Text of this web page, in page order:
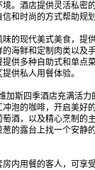
。酒店提供灵活私密
和时尚的方式帮助规
的现代美式美食，提
海鲜和定制肉类以及
供多种自助式和单点
供私人用餐体验。
加斯四季酒店充满活
泡的咖啡，开启美好
酒，以及精心烹制的
的露台上找一个安静
内用餐的客人，可享